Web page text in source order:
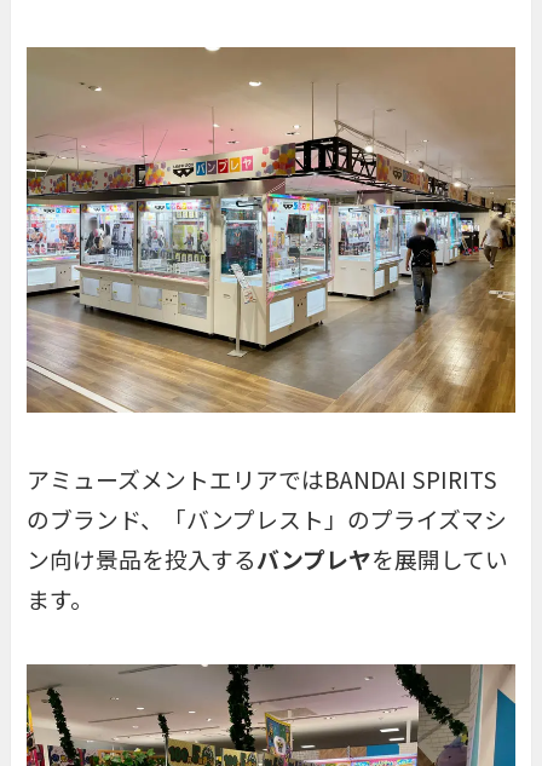
アミューズメントエリアではBANDAI SPIRITS
のブランド、「バンプレスト」のプライズマシ
ン向け景品を投入するバンプレヤを展開してい
ます。